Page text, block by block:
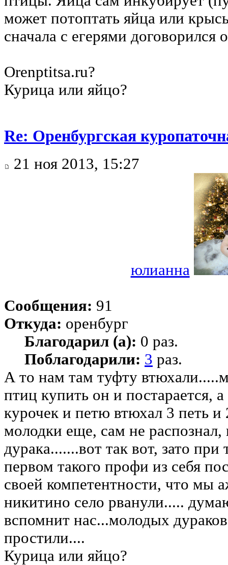
может потоптать яйца или
сначала с егерями договорился
Orenptitsa.ru?
Курица или яйцо?
Re: Оренбургская
21 ноя 2013, 15:27
юлианна
Сообщения: 91
Откуда: оренбург
Благодарил (а): 0 раз.
Поблагодарили: 3 раз.
А то нам там туфту
птиц купить он и постарается,
курочек и петю втюхал 3 петь и
молодки еще, сам не распознал,
дурака.......вот так вот, зато
первом такого профи из себя
своей компетентности, что мы
никитино село рванули.....
вспомнит нас...молодых
простили....
Курица или яйцо?